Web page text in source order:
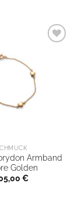
Armband
Golden
€